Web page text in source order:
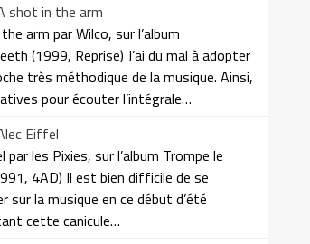
shot in the arm
arm par Wilco, sur l’album
(1999, Reprise) J’ai du mal à adopter
très méthodique de la musique. Ainsi,
pour écouter l’intégrale…
Eiffel
par les Pixies, sur l’album Trompe le
4AD) Il est bien difficile de se
sur la musique en ce début d’été
cette canicule…